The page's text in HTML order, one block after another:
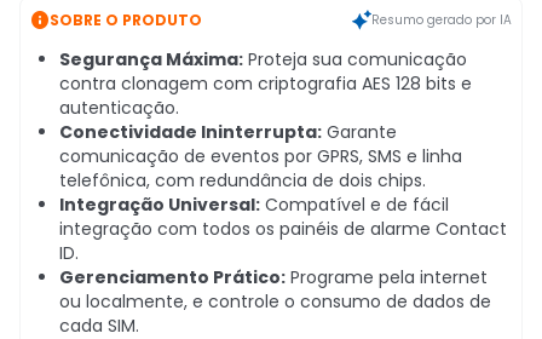
SOBRE O PRODUTO Resumo gerado por IA
Segurança Máxima: Proteja sua comunicação
contra clonagem com criptografia AES 128 bits e
autenticação.
Conectividade Ininterrupta: Garante
comunicação de eventos por GPRS, SMS e linha
telefônica, com redundância de dois chips.
Integração Universal: Compatível e de fácil
integração com todos os painéis de alarme Contact
ID.
Gerenciamento Prático: Programe pela internet
ou localmente, e controle o consumo de dados de
cada SIM.